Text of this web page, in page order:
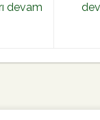
devam